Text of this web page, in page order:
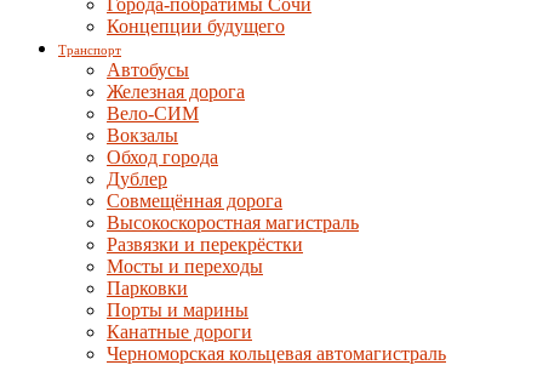
Города-побратимы Сочи
Концепции будущего
Транспорт
Автобусы
Железная дорога
Вело-СИМ
Вокзалы
Обход города
Дублер
Совмещённая дорога
Высокоскоростная магистраль
Развязки и перекрёстки
Мосты и переходы
Парковки
Порты и марины
Канатные дороги
Черноморская кольцевая автомагистраль